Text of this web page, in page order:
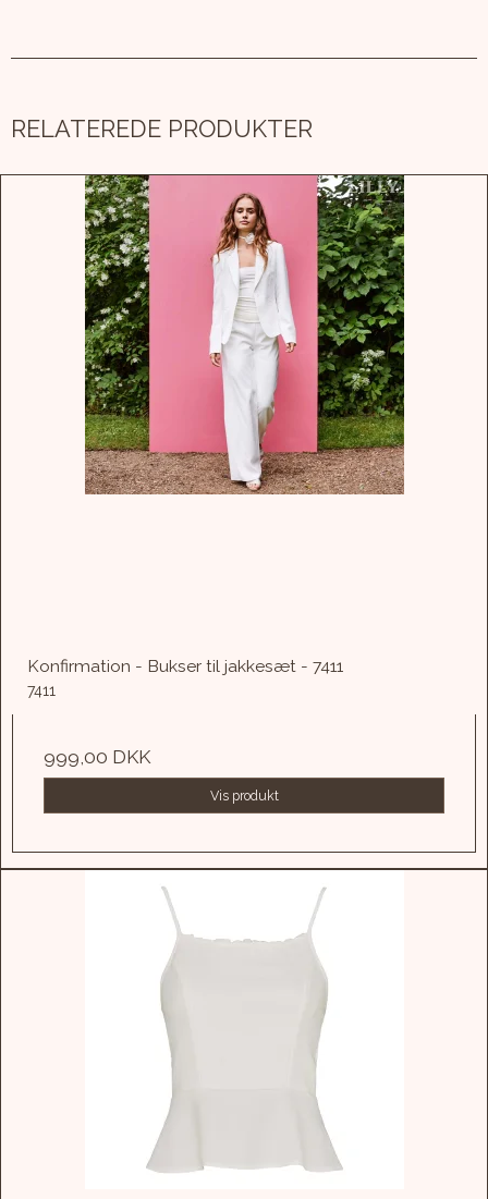
RELATEREDE PRODUKTER
Konfirmation - Bukser til jakkesæt - 7411
7411
999,00 DKK
Vis produkt